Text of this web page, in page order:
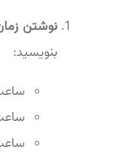
نوشتن
بنویسید:
ساعت
ساعت
ساعت